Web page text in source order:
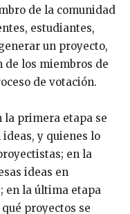
de la comunidad
estudiantes,
un proyecto,
de los miembros de
de votación.
la primera etapa se
y quienes lo
en la
ideas en
en la última etapa
proyectos se